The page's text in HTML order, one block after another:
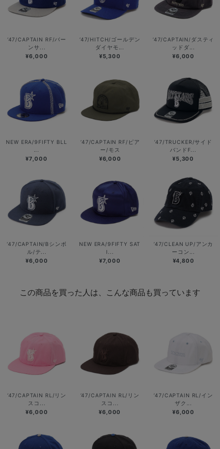
’47/CAPTAIN RF/バー
ンサ...
¥6,000
’47/HITCH/ゴールデン
ダイヤモ...
¥5,300
’47/CAPTAIN/ダスティ
ッドダ...
¥6,000
NEW ERA/9FIFTY BLL
¥7,000
’47/CAPTAIN RF/ピア
ー/モス
¥6,000
’47/TRUCKER/サイド
バンドF...
¥5,300
’47/CAPTAIN/Bシンボ
ル/テ...
¥6,000
NEW ERA/9FIFTY SAT
I...
¥7,000
’47/CLEAN UP/アンカ
ーコン...
¥4,800
この商品を買った人は、こんな商品も買っています
’47/CAPTAIN RL/リン
スコ...
¥6,000
’47/CAPTAIN RL/リン
スコ...
¥6,000
’47/CAPTAIN RL/イン
ザク...
¥6,000